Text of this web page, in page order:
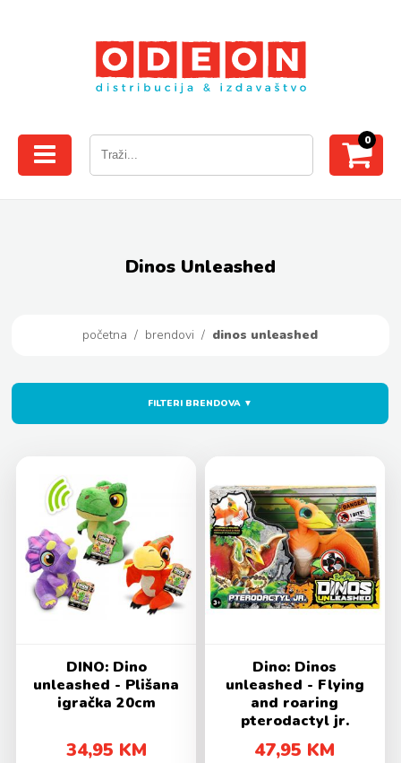
0
Dinos Unleashed
početna / brendovi / dinos unleashed
FILTERI BRENDOVA ▼
DINO: Dino
unleashed - Plišana
igračka 20cm
34,95 KM
Dino: Dinos
unleashed - Flying
and roaring
pterodactyl jr.
pomična figura
47,95 KM